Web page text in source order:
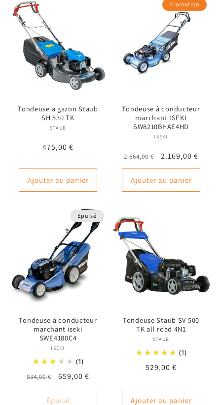
Tondeuse a gazon Staub
SH 530 TK
Fournisseur :
STAUB
Prix
475,00 €
Ajouter au panier
Promotion
Tondeuse à conducteur
marchant ISEKI
SW8210BHAE4HD
Fournisseur :
ISÉKI
Prix
habituel
2.664,00 €
Prix
promotionnel
2.169,00 €
Ajouter au panier
Épuisé
Tondeuse à conducteur
marchant iseki
SWE4180C4
Fournisseur :
ISÉKI
(1)
Prix
habituel
834,00 €
Prix
promotionnel
659,00 €
Épuisé
Tondeuse Staub SV 500
TK all road 4N1
Fournisseur :
STAUB
(1)
Prix
529,00 €
Ajouter au panier